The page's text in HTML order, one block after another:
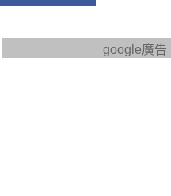
google廣告